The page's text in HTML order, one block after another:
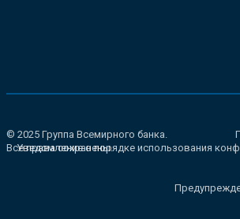
© 2025 Группа Всемирного банка.
Все права сохранены.
Уведомление о порядке использования